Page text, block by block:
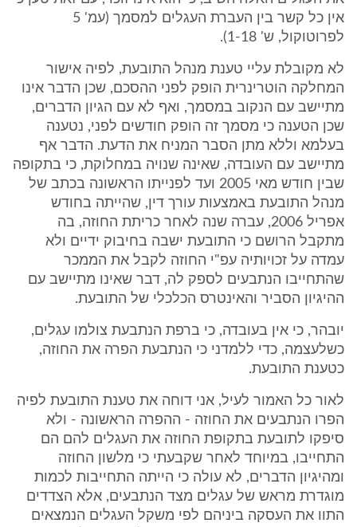
אין כל קשר בין העברת העגלים למסמך (עמ' 5
לפרוטוקול, ש' 1-18).
לא מקובלת עליי טענת מנהל התובעת, לפיה אישור
המחלקה הוטרינרית הופק לפני ההסכם, שכן הדבר אינו
מתיישב עם הנקוב במסמך, ואף לא עם הגיון הדברים,
שכן הטענה כי מסמך זה הופק חודשים לפני, נטענה
בעלמא וללא מתן הסבר המניח את הדעת. הדבר אף
מתיישב עם העובדה, שאינה שנויה במחלוקת, כי בתקופה
שבין חודש מאי 2005 ועד לפנייתו הראשונה בכתב של
מנהל התובעת באמצעות עורך דין, שהייתה בחודש
אפריל 2006, עברה שנה לאחר כריתת החוזה, בה
מתקבל הרושם כי התובעת ישבה בחיבוק ידיים ולא
עמדה על זכויותיה עפ"י החוזה לקבל את הממכר
שהתחייבו הנתבעים לספק לה, דבר שאינו מתיישב עם
ההיגיון הסביר והאינטרס הכלכלי של התובעת.
יובהר, כי אין בעובדה, כי ברפת הנתבעת צולמו עגלים,
כשלעצמה, כדי ללמדני כי הנתבעת הפרה את החוזה,
כטענת התובעת.
לאור כל האמור לעיל, אני דוחה את טענת התובעת לפיה
הפרו הנתבעים את החוזה - ההפרה הראשונה - ולא
סיפקו לתובעת בתקופת החוזה את העגלים להם הם
התחייבו, במיוחד לאחר שקבעתי כי מלשון החוזה
ומהיגיון הדברים, לא עולה כי הייתה התחייבות לכמות
מוגדרת מראש של עגלים מצד הנתבעים, אלא הצדדים
התוו את העסקה ביניהם לפי משקל העגלים הנמצאים